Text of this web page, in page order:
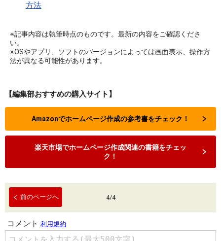
方法
※記事内容は執筆時点のものです。最新の内容をご確認くださ
い。
※OSやアプリ、ソフトのバージョンによっては画面表示、操作方
法が異なる可能性があります。
【編集部おすすめの購入サイト】
Amazonでホームページ作成の参考書をチェック！
楽天市場でホームページ作成関連の書籍をチェッ
ク！
前のページへ 4/4